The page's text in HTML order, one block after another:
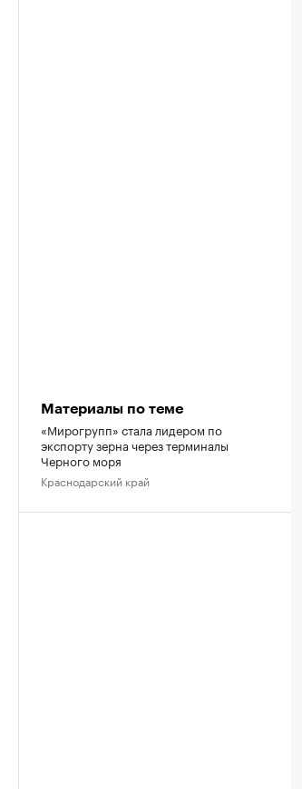
Материалы по теме
«Мирогрупп» стала лидером по
экспорту зерна через терминалы
Черного моря
Краснодарский край